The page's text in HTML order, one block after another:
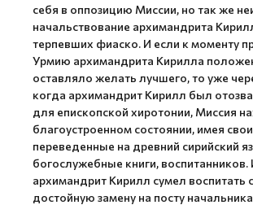
себя в оппозицию Миссии, но так же
начальствование архимандрита
терпевших фиаско. И если к моменту
Урмию архимандрита Кирилла
оставляло желать лучшего, то уже
когда архимандрит Кирилл был
для епископской хиротонии, Миссия
благоустроенном состоянии, имея
переведенные на древний сирийский
богослужебные книги, воспитанников.
архимандрит Кирилл сумел воспитать
достойную замену на посту